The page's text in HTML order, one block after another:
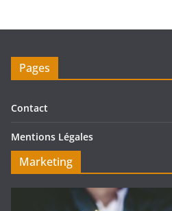
Pages
Contact
Mentions Légales
Marketing